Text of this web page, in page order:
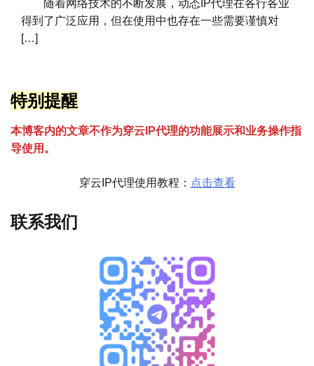
随着网络技术的不断发展，动态IP代理在各行各业
得到了广泛应用，但在使用中也存在一些需要谨慎对
[…]
特别提醒
本博客内的文章不作为穿云 P代理的功能展示和业务操作指
导使用。
穿云IP代理使用教程： 点击查看
联系我们